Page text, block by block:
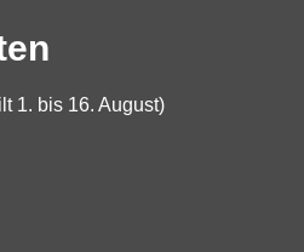
1. bis 16. August)